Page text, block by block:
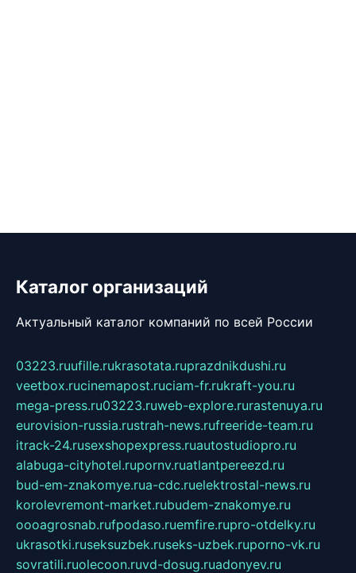
Каталог организаций
Актуальный каталог компаний по всей России
03223.ruufille.rukrasotata.ruprazdnikdushi.ru
veetbox.rucinemapost.ruciam-fr.rukraft-you.ru
mega-press.ru03223.ruweb-explore.rurastenuya.ru
eurovision-russia.rustrah-news.rufreeride-team.ru
itrack-24.rusexshopexpress.ruautostudiopro.ru
alabuga-cityhotel.rupornv.ruatlantpereezd.ru
bud-em-znakomye.rua-cdc.ruelektrostal-news.ru
korolevremont-market.rubudem-znakomye.ru
oooagrosnab.rufpodaso.ruemfire.rupro-otdelky.ru
ukrasotki.ruseksuzbek.ruseks-uzbek.ruporno-vk.ru
sovratili.ruolecoon.ruvd-dosug.ruadonyev.ru